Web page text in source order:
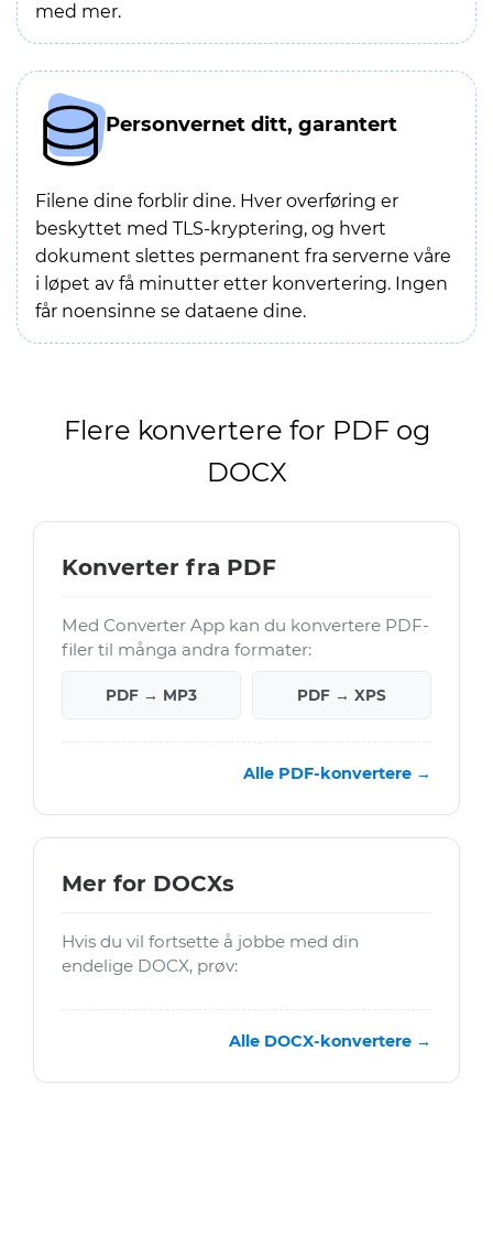
med mer.
Personvernet ditt, garantert
Filene dine forblir dine. Hver overføring er
beskyttet med TLS-kryptering, og hvert
dokument slettes permanent fra serverne våre
i løpet av få minutter etter konvertering. Ingen
får noensinne se dataene dine.
Flere konvertere for PDF og
DOCX
Konverter fra PDF
Med Converter App kan du konvertere PDF-
filer til många andra formater:
PDF → MP3 PDF → XPS
Alle PDF-konvertere →
Mer for DOCXs
Hvis du vil fortsette å jobbe med din
endelige DOCX, prøv:
Alle DOCX-konvertere →